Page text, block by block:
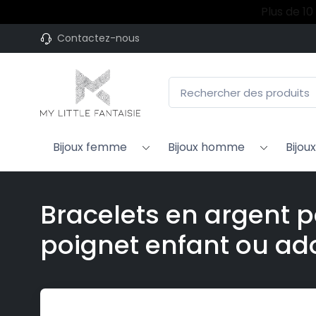
Plus de
Contactez-nous
Bijoux femme Bijoux homme
Bracelets en argent
poignet enfant ou